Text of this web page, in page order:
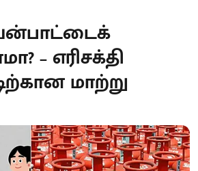
– எரிசக்தி
மாற்று